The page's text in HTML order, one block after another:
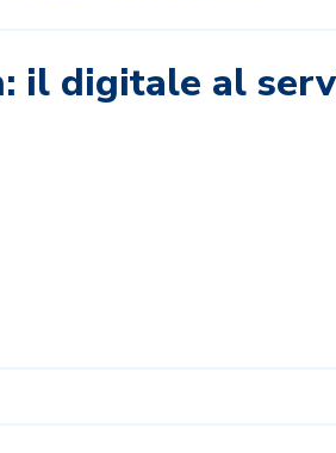
il digitale al